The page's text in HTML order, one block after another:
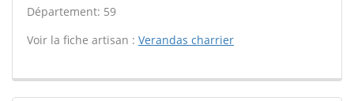
Département: 59
Voir la fiche artisan : Verandas charrier